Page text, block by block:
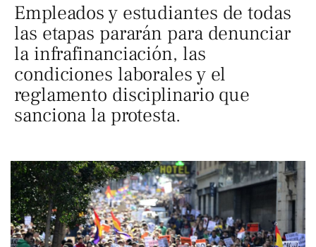
Empleados y estudiantes de todas
las etapas pararán para denunciar
la infrafinanciación, las
condiciones laborales y el
reglamento disciplinario que
sanciona la protesta.